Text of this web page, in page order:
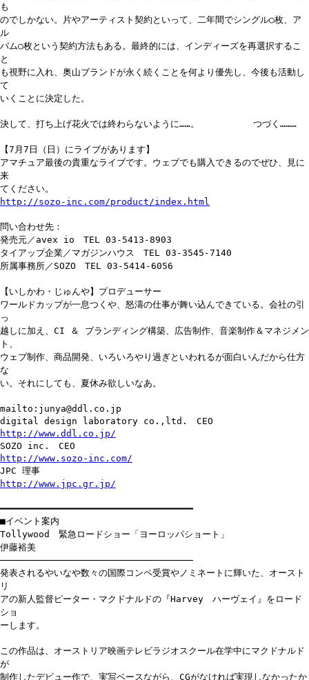
も
のでしかない。片やアーティスト契約といって、二年間でシングル○枚、ア
ル
バム○枚という契約方法もある。最終的には、インディーズを再選択するこ
と
も視野に入れ、奥山ブランドが永く続くことを何より優先し、今後も活動し
て
いくことに決定した。
決して、打ち上げ花火では終わらないように……。 つづく………
【7月7日（日）にライブがあります】
アマチュア最後の貴重なライブです。ウェブでも購入できるのでぜひ、見に
来
てください。
http://sozo-inc.com/product/index.html
問い合わせ先：
発売元／avex io TEL 03-5413-8903
タイアップ企業／マガジンハウス TEL 03-3545-7140
所属事務所／SOZO TEL 03-5414-6056
【いしかわ・じゅんや】プロデューサー
ワールドカップが一息つくや、怒濤の仕事が舞い込んできている。会社の引
っ
越しに加え、CI ＆ ブランディング構築、広告制作、音楽制作＆マネジメン
ト、
ウェブ制作、商品開発、いろいろやり過ぎといわれるが面白いんだから仕方
な
い。それにしても、夏休み欲しいなあ。
mailto:junya@ddl.co.jp
digital design laboratory co.,ltd. CEO
http://www.ddl.co.jp/
SOZO inc. CEO
http://www.sozo-inc.com/
JPC 理事
http://www.jpc.gr.jp/
━━━━━━━━━━━━━━━━━━━━━━━━━━━━━━━━━━━
■イベント案内
Tollywood 緊急ロードショー「ヨーロッパショート」
伊藤裕美
───────────────────────────────────
発表されるやいなや数々の国際コンペ受賞やノミネートに輝いた、オースト
リ
アの新人監督ピーター・マクドナルドの『Harvey ハーヴェイ』をロード
ショ
ーします。
この作品は、オーストリア映画テレビラジオスクール在学中にマクドナルド
が
制作したデビュー作で、実写ベースながら、CGがなければ実現しなかったか